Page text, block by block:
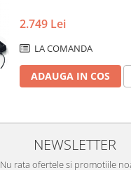
2.749 Lei
LA COMANDA
ADAUGA IN COS
NEWSLETTER
Nu rata ofertele si promotiile